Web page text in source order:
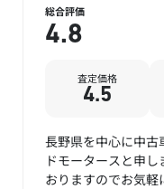
総合評価
4.8
査定価格
4.5
長野県を中心に中古
ドモータースと申
おりますのでお気軽